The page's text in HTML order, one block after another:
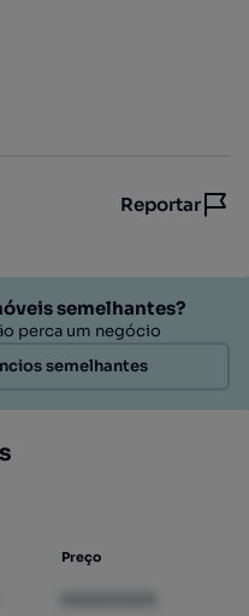
Reportar
semelhantes?
perca um negócio
semelhantes
Preço